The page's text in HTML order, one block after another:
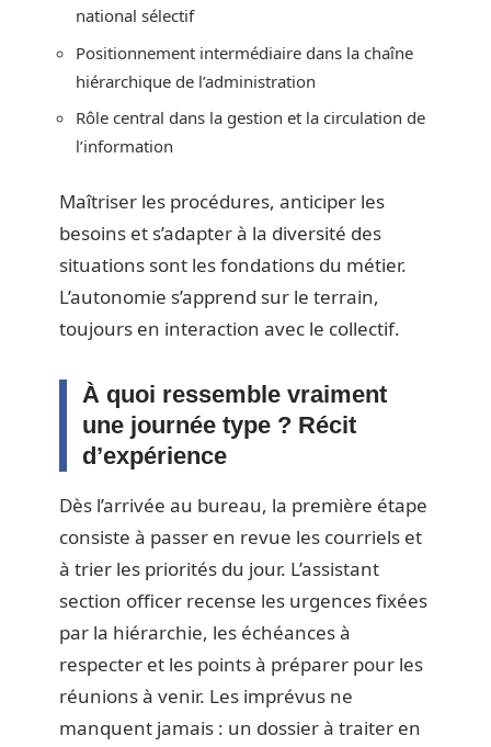
national sélectif
Positionnement intermédiaire dans la chaîne
hiérarchique de l’administration
Rôle central dans la gestion et la circulation de
l’information
Maîtriser les procédures, anticiper les
besoins et s’adapter à la diversité des
situations sont les fondations du métier.
L’autonomie s’apprend sur le terrain,
toujours en interaction avec le collectif.
À quoi ressemble vraiment
une journée type ? Récit
d’expérience
Dès l’arrivée au bureau, la première étape
consiste à passer en revue les courriels et
à trier les priorités du jour. L’assistant
section officer recense les urgences fixées
par la hiérarchie, les échéances à
respecter et les points à préparer pour les
réunions à venir. Les imprévus ne
manquent jamais : un dossier à traiter en